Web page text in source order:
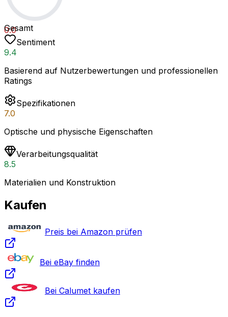
0.0
Gesamt
Sentiment
9.4
Basierend auf Nutzerbewertungen und professionellen
Ratings
Spezifikationen
7.0
Optische und physische Eigenschaften
Verarbeitungsqualität
8.5
Materialien und Konstruktion
Kaufen
Preis bei Amazon prüfen
Bei eBay finden
Bei Calumet kaufen